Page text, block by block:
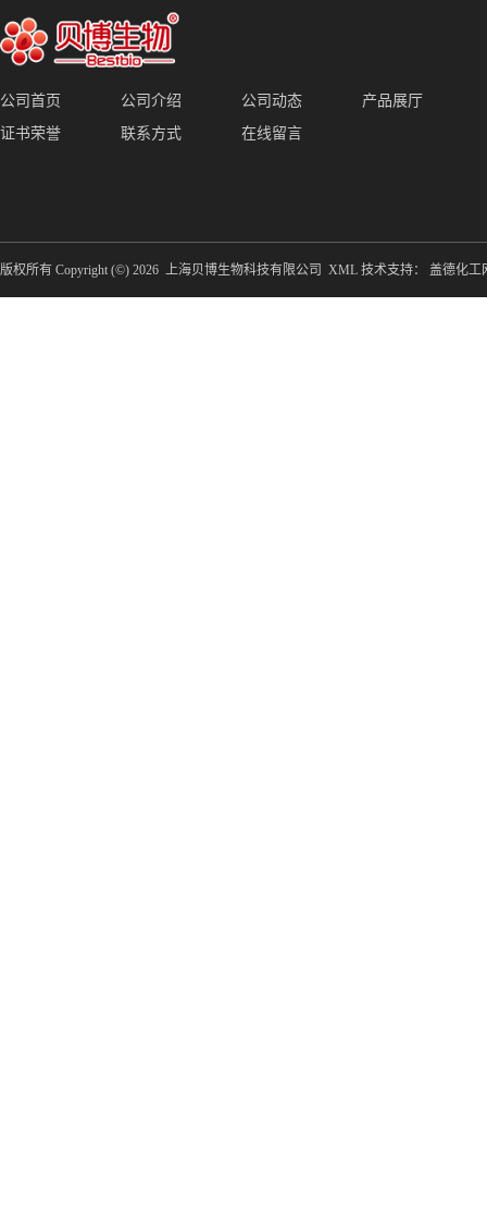
公司首页 公司介绍 公司动态
产品展厅
证书荣誉
联系方式 在线留言
版权所有 Copyright (©) 2026 上海贝博生物科技有限公司 XML 技术支持： 盖德化工